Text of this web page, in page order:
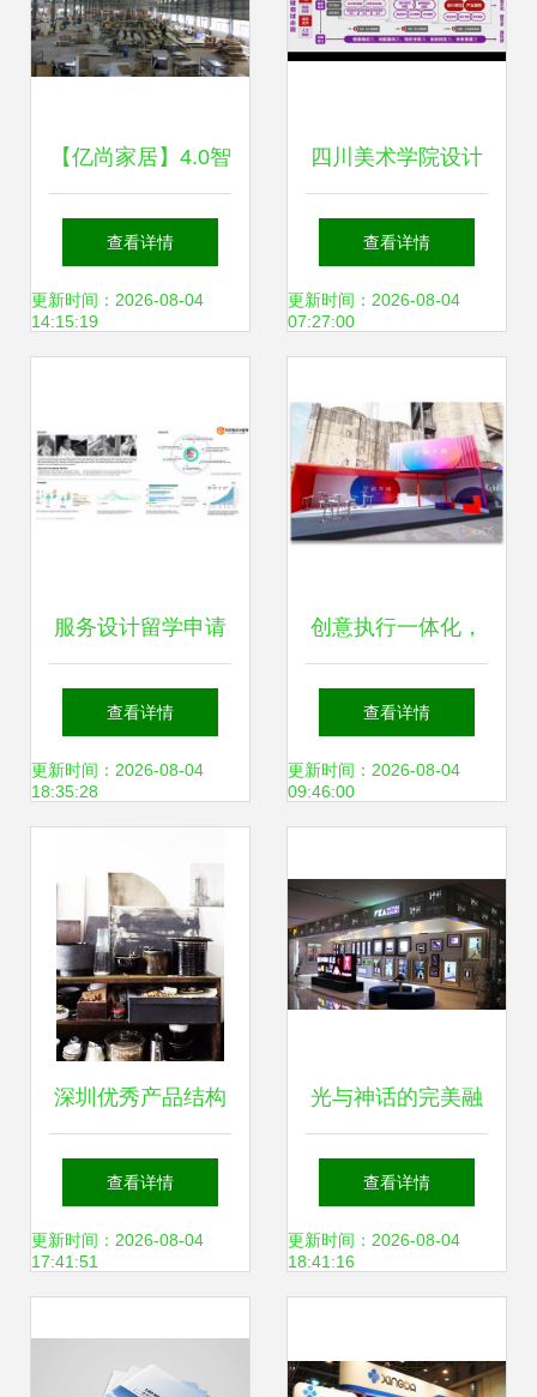
【亿尚家居】4.0智
造工厂揭晓 定制家
具生产过程
查看详情
更新时间：2026-08-04
14:15:19
四川美术学院设计
学院汽车设计专业
教育研究 在美学与
查看详情
更新时间：2026-08-04
07:27:00
服务设计留学申请
作品集案例 打造专
业设计服务的关键
查看详情
更新时间：2026-08-04
18:35:28
创意执行一体化，
专业设计引领龙岗
年会新高度
查看详情
更新时间：2026-08-04
09:46:00
深圳优秀产品结构
设计公司如何选
择？专家推荐引领
查看详情
更新时间：2026-08-04
17:41:51
光与神话的完美融
合——神话光电艺
术制品厂专业设计
查看详情
更新时间：2026-08-04
18:41:16